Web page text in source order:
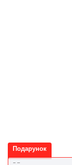
Подарунок